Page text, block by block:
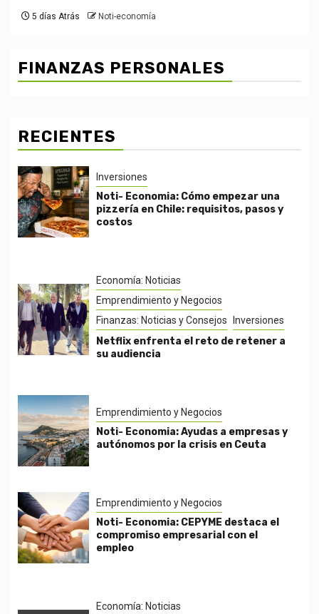
5 días Atrás Noti-economía
FINANZAS PERSONALES
RECIENTES
Inversiones
Noti- Economia: Cómo empezar una
pizzería en Chile: requisitos, pasos y
costos
Economía: Noticias
Emprendimiento y Negocios
Finanzas: Noticias y Consejos
Inversiones
Netflix enfrenta el reto de retener a
su audiencia
Emprendimiento y Negocios
Noti- Economia: Ayudas a empresas y
autónomos por la crisis en Ceuta
Emprendimiento y Negocios
Noti- Economia: CEPYME destaca el
compromiso empresarial con el
empleo
Economía: Noticias